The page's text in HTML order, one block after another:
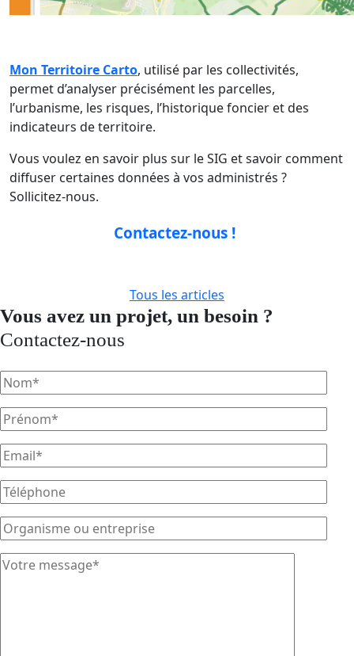
Mon Territoire Carto, utilisé par les collectivités,
permet d’analyser précisément les parcelles,
l’urbanisme, les risques, l’historique foncier et des
indicateurs de territoire.​
Vous voulez en savoir plus sur le SIG et savoir comment
diffuser certaines données à vos administrés ?
Sollicitez-nous.
Contactez-nous !
Tous les articles
Vous avez un projet, un besoin ?
Contactez-nous